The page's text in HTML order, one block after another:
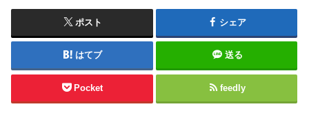
ポスト シェア
はてブ 送る
Pocket feedly